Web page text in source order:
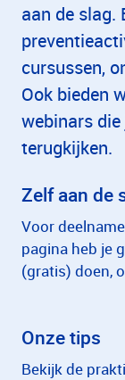
aan de slag.
cursussen,
Ook bieden
webinars
terugkijken.
Zelf aan de
Voor
pagina heb je
(gratis) doen,
Onze tips
Bekijk de